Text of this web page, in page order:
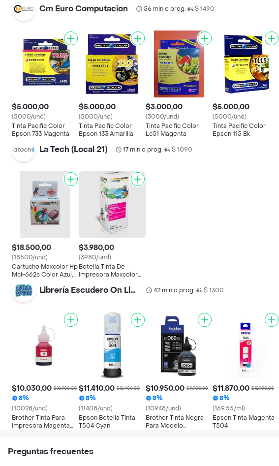
Cm Euro Computacion 56 min o prog.• $ 1490
$5.000,00
(5000/und)
Tinta Pacific Color
Epson 733 Magenta
$5.000,00
(5000/und)
Tinta Pacific Color
Epson 133 Amarilla
$3.000,00
(3000/und)
Tinta Pacific Color
Lc51 Magenta
$5.000,00
(5000/und)
Tinta Pacific Color
Epson 115 Bk
La Tech (Local 21) 17 min o prog.• $ 1090
$18.500,00
(18500/und)
Cartucho Maxcolor Hp
Mci-662c Color Azul,
Rosado Y Amarillo
$3.980,00
(3980/und)
Botella Tinta De
Impresora Maxcolor
70ml. Magento
Librería Escudero On Line 42 min o prog.• $ 1300
$10.030,00 $10.900,00
8%
(10028/und)
Brother Tinta Para
Impresora Magenta
$11.410,00 $12.400,00
8%
(11408/und)
Epson Botella Tinta
T504 Cyan
$10.950,00 $11.900,00
8%
(10948/und)
Brother Tinta Negra
Para Modelo
$11.870,00 $12.900,00
8%
(169.55/ml)
Epson Tinta Magenta
T504
Preguntas frecuentes